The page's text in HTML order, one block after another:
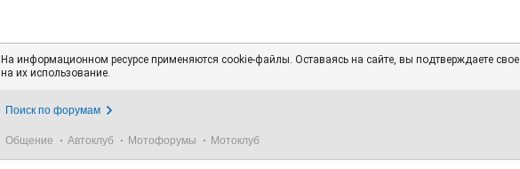
На информационном ресурсе применяются cookie-файлы. Оставаясь на сайте, вы подтверждаете свое
на их использование.
Поиск по форумам
Общение Автоклуб Мотофорумы Мотоклуб